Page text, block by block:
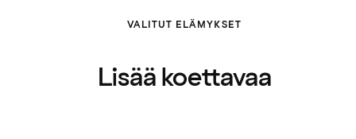
VALITUT ELÄMYKSET
Lisää koettavaa